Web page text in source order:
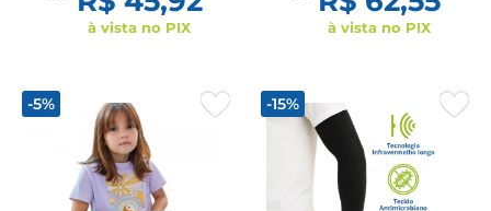
à vista no PIX à vista no PIX
-5% -15%